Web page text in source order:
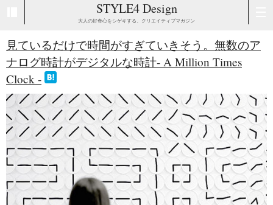
STYLE4 Design
大人の好奇心をシゲキする、クリエイティブマガジン
見ているだけで時間がすぎていきそう。無数のア
ナログ時計がデジタルな時計- A Million Times
Clock -